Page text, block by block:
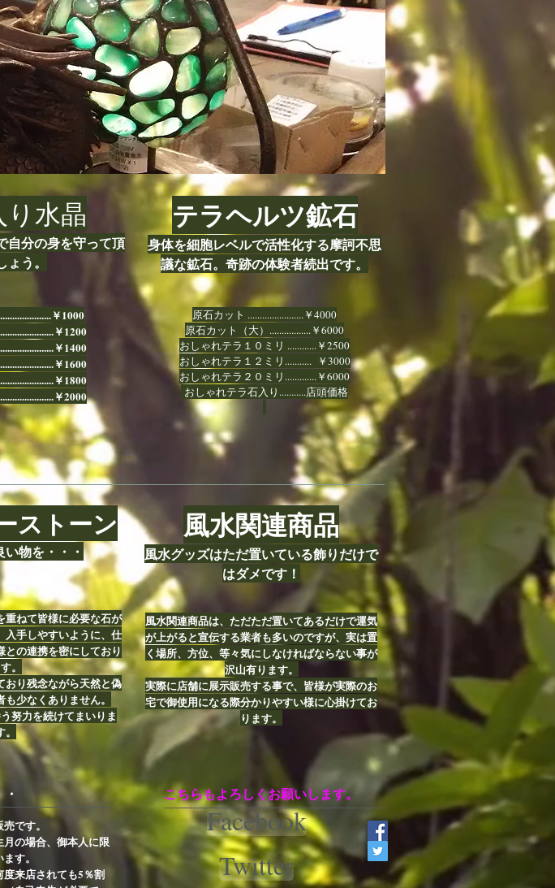
り水晶
自分の身を守って頂
ょう。
テラヘルツ鉱石
身体を細胞レベルで活性化する摩訶不思
議な鉱石。奇跡の体験者続出です。
￥1000
￥1200
￥1400
￥1600
￥1800
￥2000
原石カット .......................￥4000
原石カット（大）.................￥6000
おしゃれテラ１０ミリ ............￥2500
おしゃれテラ１２ミリ........... ￥3000
おしゃれテラ２０ミリ.............￥6000
おしゃれテラ石入り...........店頭価格
ストーン
物を・・・
風水関連商品
風水グッズはただ置いている飾りだけで
はダメです！
重ねて皆様に必要な石が
入手しやすいように、仕
との連携を密にしており
。
おり残念ながら天然と偽
少なくありません。
努力を続けてまいりま
風水関連商品は、ただただ置いてあるだけで運気
が上がると宣伝する業者も多いのですが、実は置
く場所、方位、等々気にしなければならない事が
沢山有ります。
実際に店舗に展示販売する事で、皆様が実際のお
宅で御使用になる際分かりやすい様に心掛けてお
ります。
です。
の場合、御本人に限
す。
来店されても5％割
こちらもよろしくお願いします。
Facebook
Twitter